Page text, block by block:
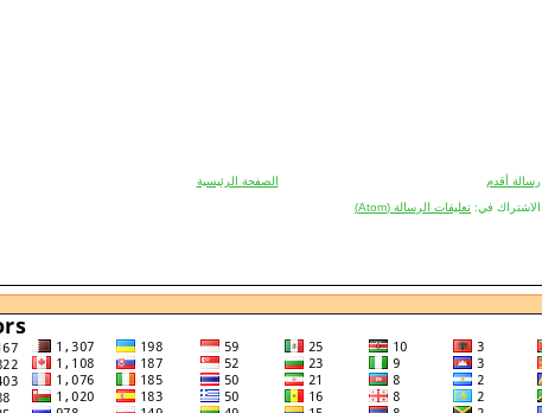
رسالة أقدم
الصفحة الرئيسية
الاشتراك في: تعليقات الرسالة (Atom)